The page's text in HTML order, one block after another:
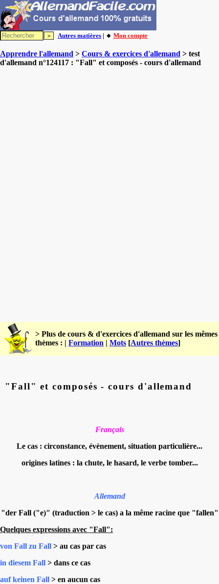
Autres matières | 🔸 Mon compte
Apprendre l'allemand > Cours & exercices d'allemand > test
d'allemand n°124117 : "Fall" et composés - cours d'allemand
> Plus de cours & d'exercices d'allemand sur les mêmes
thèmes : | Formation | Mots [Autres thèmes]
"Fall" et composés - cours d'allemand
Français
Le cas : circonstance, évènement, situation particulière...
origines latines : la chute, le hasard, le verbe tomber...
Allemand
"der Fall ("e)" (traduction > le cas) a la même racine que "fallen"
Quelques expressions avec "Fall":
von Fall zu Fall > au cas par cas
in diesem Fall > dans ce cas
auf keinen Fall > en aucun cas